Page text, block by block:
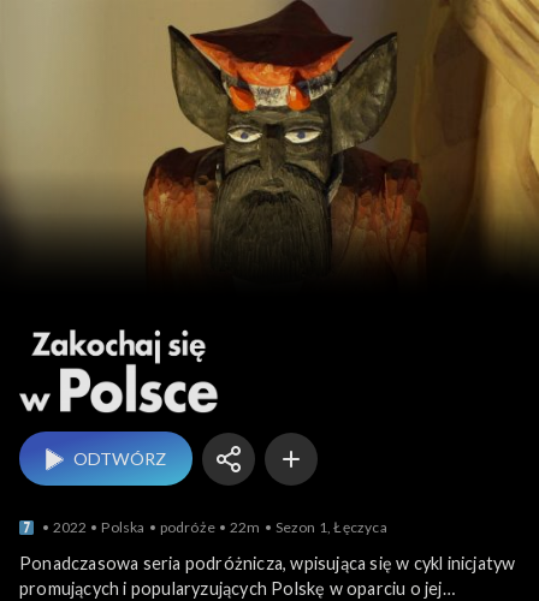
Zakochaj się w Polsce
ODTWÓRZ
2022 Polska podróże 22m Sezon 1, Łęczyca
Ponadczasowa seria podróżnicza, wpisująca się w cykl inicjatyw
promujących i popularyzujących Polskę w oparciu o jej